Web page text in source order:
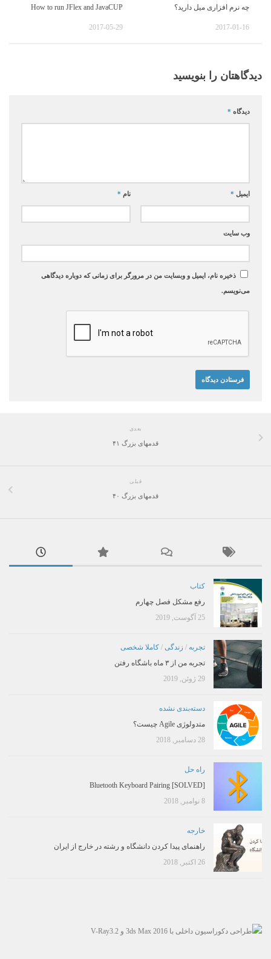
چه نرم افزاری میل دارید؟
2017-01-16
How to run JFlex and JavaCUP
2017-05-29
دیدگاهتان را بنویسید
دیدگاه *
نام * ایمیل *
وب‌ سایت
ذخیره نام، ایمیل و وبسایت من در مرورگر برای زمانی که دوباره دیدگاهی
می‌نویسم.
بعدی
قدمهای بزرگ ۴۱
قبلی
قدمهای بزرگ ۴۰
کتاب
رفع مشکل فصل چهارم
25 آگوست, 2019
تجربه / زندگی / کاملا شخصی
تجربه من از ۳ ماه باشگاه رفتن
29 ژوئن, 2019
دسته‌بندی نشده
متدولوژی Agile چیست؟
28 دسامبر, 2018
راه حل
[SOLVED] Bluetooth Keyboard Pairing
8 نوامبر, 2018
خارجه
راهنمای پیدا کردن دانشگاه و رشته در خارج از ایران
26 اکتبر, 2018